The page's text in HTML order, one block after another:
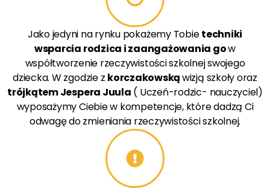
Jako jedyni na rynku pokażemy Tobietechniki
wsparcia rodzica i zaangażowania gow
współtworzenie rzeczywistości szkolnej swojego
dziecka. W zgodzie z korczakowskąwizją szkoły oraz
trójkątem Jespera Juula ( Uczeń-rodzic- nauczyciel)
wyposażymy Ciebie w kompetencje, które dadzą Ci
odwagę do zmieniania rzeczywistości szkolnej.